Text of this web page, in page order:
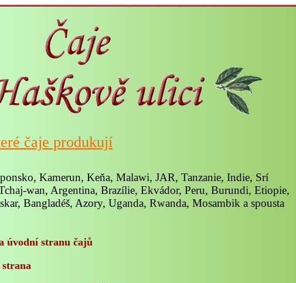
čaje produkují
Kamerun, Keňa, Malawi, JAR, Tanzanie, Indie, Srí
wan, Argentina, Brazílie, Ekvádor, Peru, Burundi, Etiopie,
Bangladéš, Azory, Uganda, Rwanda, Mosambik a spousta
úvodní stranu čajů